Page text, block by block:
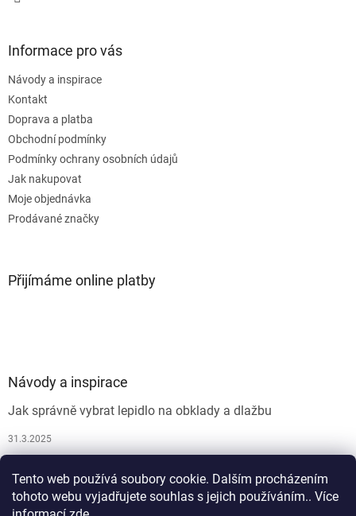
Tento web používá soubory cookie. Dalším procházením
tohoto webu vyjadřujete souhlas s jejich používáním.. Více
Informace pro vás
Návody a inspirace
Kontakt
Doprava a platba
Obchodní podmínky
Podmínky ochrany osobních údajů
Jak nakupovat
Moje objednávka
Prodávané značky
Přijímáme online platby
Návody a inspirace
Jak správně vybrat lepidlo na obklady a dlažbu
31.3.2025
Jak vybrat spárovací hmotu